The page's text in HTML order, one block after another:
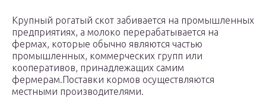
Крупный рогатый скот забивается на промышленных
предприятиях, а молоко перерабатывается на
фермах, которые обычно являются частью
промышленных, коммерческих групп или
кооперативов, принадлежащих самим
фермерам.Поставки кормов осуществляются
местными производителями.